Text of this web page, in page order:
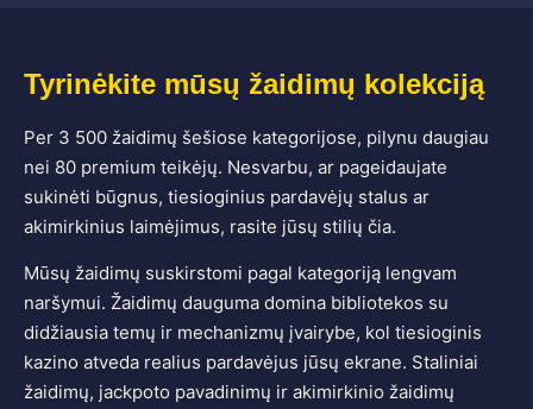
Tyrinėkite mūsų žaidimų kolekciją
Per 3 500 žaidimų šešiose kategorijose, pilynu daugiau
nei 80 premium teikėjų. Nesvarbu, ar pageidaujate
sukinėti būgnus, tiesioginius pardavėjų stalus ar
akimirkinius laimėjimus, rasite jūsų stilių čia.
Mūsų žaidimų suskirstomi pagal kategoriją lengvam
naršymui. Žaidimų dauguma domina bibliotekos su
didžiausia temų ir mechanizmų įvairybe, kol tiesioginis
kazino atveda realius pardavėjus jūsų ekrane. Staliniai
žaidimų, jackpoto pavadinimų ir akimirkinio žaidimų